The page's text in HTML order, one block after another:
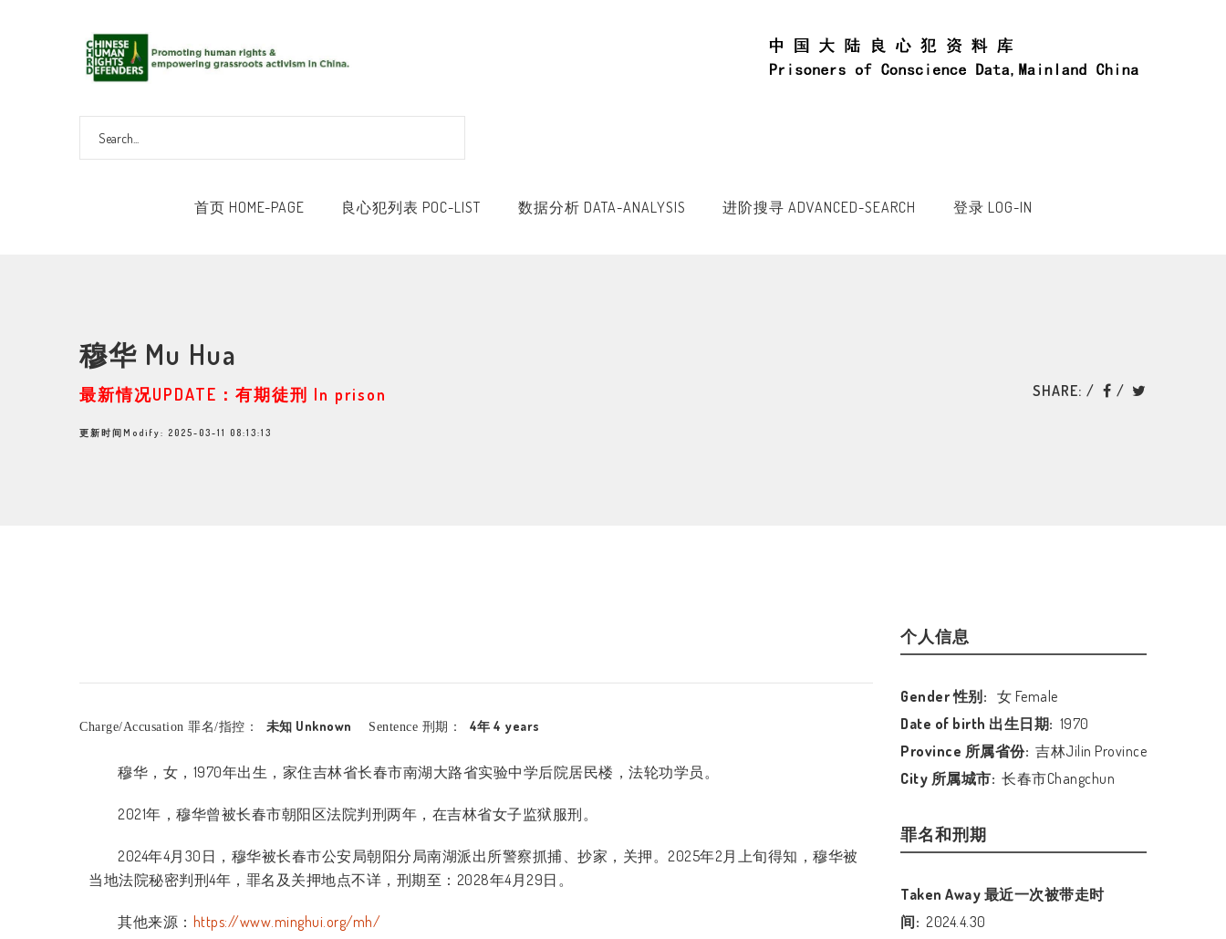
首页 HOME-PAGE 良心犯列表 POC-LIST 数据分析 DATA-ANALYSIS 进阶搜寻 ADVANCED-SEARCH 登录 LOG-IN
穆华 Mu Hua
最新情况UPDATE：有期徒刑 In prison
更新时间Modify: 2025-03-11 08:13:13
SHARE:
Charge/Accusation 罪名/指控： 未知 Unknown Sentence 刑期： 4年 4 years
穆华，女， 1970年出生，家住吉林省长春市南湖大路省实验中学后院居民楼，法轮功学员。
2021年 ，穆华曾被长春市朝阳区法院判刑两年，在吉林省女子监狱服刑。
2024年4月 30 日，穆华被长春市公安局朝阳分局南湖派出所警察抓捕、抄家，关押。 2025年2月上旬得知，穆华被
当地法院秘密判刑4年，罪名及关押地点不详，刑期至： 2028年4月 29日。
其他来源： https://www.minghui.org/mh/
个人信息
Gender 性别: 女 Female
Date of birth 出生日期: 1970
Province 所属省份: 吉林Jilin Province
City 所属城市: 长春市Changchun
罪名和刑期
Taken Away 最近一次被带走时
间: 2024.4.30